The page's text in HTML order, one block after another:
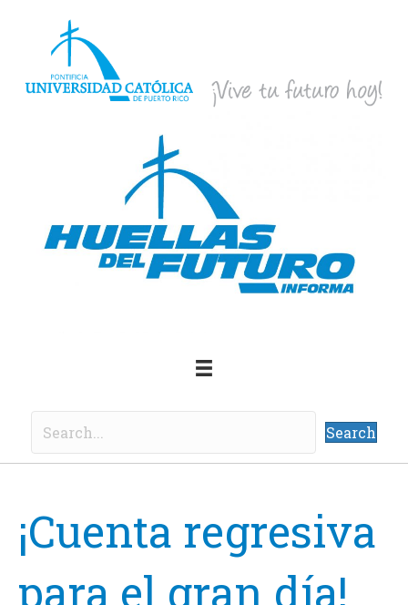
Search
¡Cuenta regresiva
para el gran día!